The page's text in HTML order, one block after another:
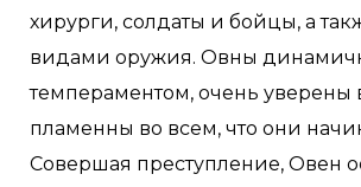
хирурги, солдаты и бойцы, а
видами оружия. Овны
темпераментом, очень уверены
пламенны во всем, что они
Совершая преступление, Овен